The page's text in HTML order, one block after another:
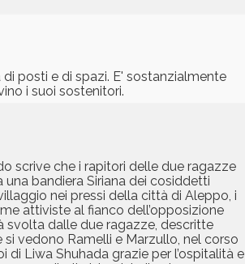
posti e di spazi. E' sostanzialmente
i suoi sostenitori.
scrive che i rapitori delle due ragazze
bandiera Siriana dei cosiddetti
nei pressi della città di Aleppo, i
attiviste al fianco dell’opposizione
svolta dalle due ragazze, descritte
vedono Ramelli e Marzullo, nel corso
Liwa Shuhada grazie per l’ospitalità e